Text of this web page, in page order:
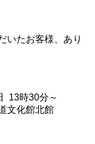
いたお客様、あり
分～
北館